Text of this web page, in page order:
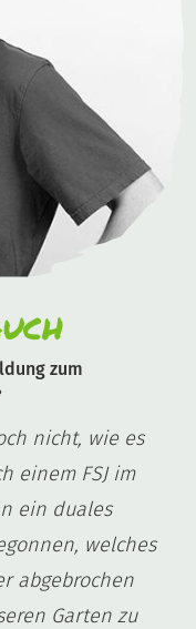
zum
nicht, wie es
einem FSJ im
ein duales
welches
abgebrochen
Garten zu